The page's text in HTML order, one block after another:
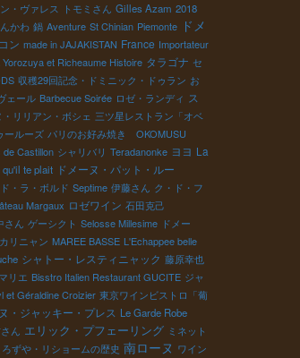
・ヴァレス トモミさん Gilles Azam 2018
かわ 鍋 Aventure St Chinian Piemonte ドメ
ン made in JAJAKISTAN France Importateur
Yorozuya et Richeaume Histoire タラゴナ セ
収穫29回記念・ドミニック・ドゥラン お
ェール Barbecue Soirée ロゼ・ランディ ス
・リリアン・ボシェ 三ツ星レストラン「オベ
ールーズ パリのお好み焼き OKOMUSU
de Castillon シャリバリ Teradanonke ヨヨ La
te plait ドメーヌ・パット・ルー
・ラ・ボルド Septime 伊藤さん ク・ド・フ
Margaux ロゼワイン 石田克己
さん ゲーシクト Selosse Millesime ドメー
リニャン MAREE BASSE L'Echappee belle
シャトー・レスティニャック 藤原幸也
リエ Bisstro Italien Restaurant GUCITE ジャ
et Géraldine Croizier 東京ワインビストロ「葡
・ジャッキー・プレス Le Garde Robe
ん エリック・プフェーリング ミネット
ずや・リショームの歴史 南ローヌ ワイン